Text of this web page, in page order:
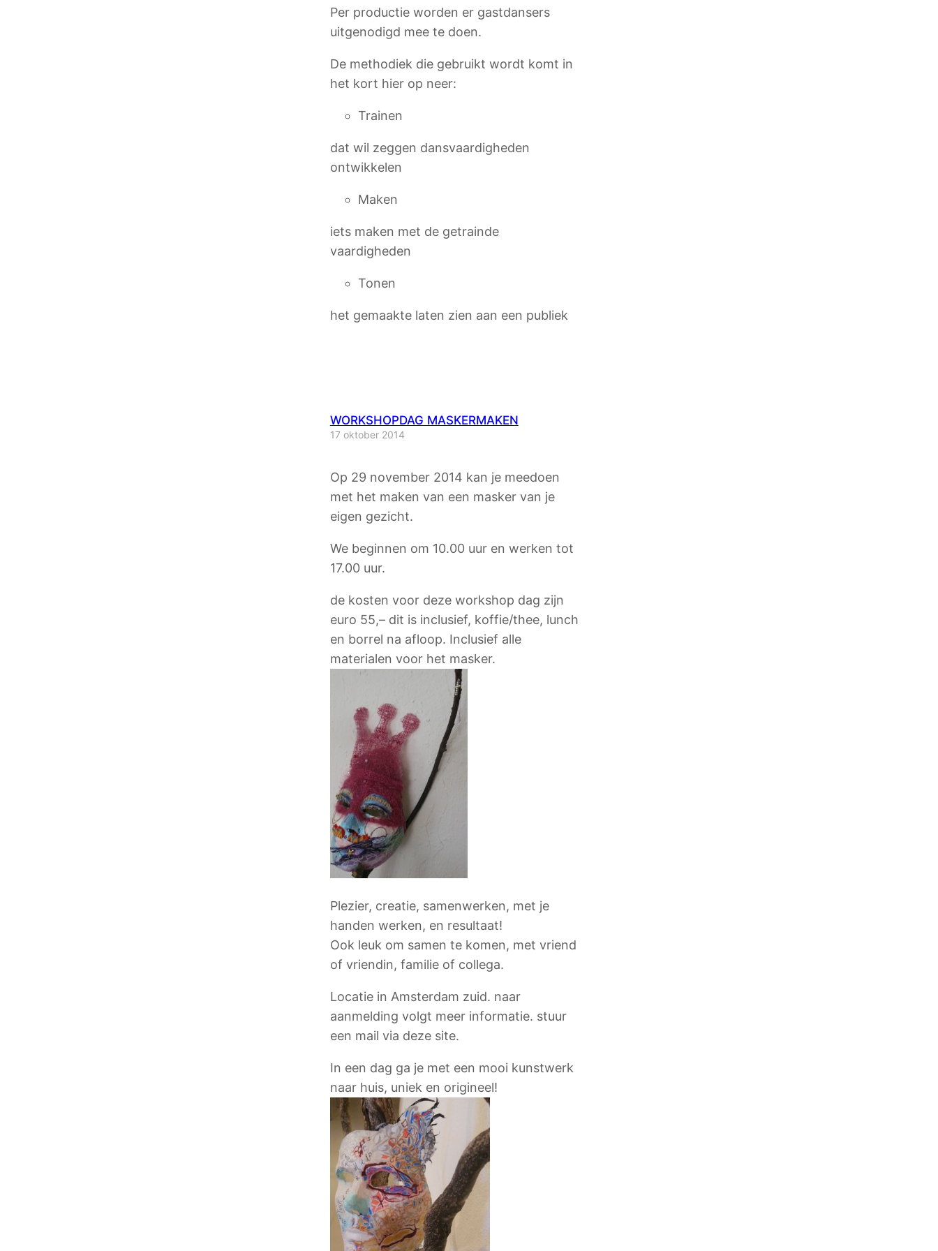
Per productie worden er gastdansers
uitgenodigd mee te doen.
De methodiek die gebruikt wordt komt in
het kort hier op neer:
Trainen
dat wil zeggen dansvaardigheden
ontwikkelen
Maken
iets maken met de getrainde
vaardigheden
Tonen
het gemaakte laten zien aan een publiek
WORKSHOPDAG MASKERMAKEN
17 oktober 2014
Op 29 november 2014 kan je meedoen
met het maken van een masker van je
eigen gezicht.
We beginnen om 10.00 uur en werken tot
17.00 uur.
de kosten voor deze workshop dag zijn
euro 55,– dit is inclusief, koffie/thee, lunch
en borrel na afloop. Inclusief alle
materialen voor het masker.
Plezier, creatie, samenwerken, met je
handen werken, en resultaat!
Ook leuk om samen te komen, met vriend
of vriendin, familie of collega.
Locatie in Amsterdam zuid. naar
aanmelding volgt meer informatie. stuur
een mail via deze site.
In een dag ga je met een mooi kunstwerk
naar huis, uniek en origineel!